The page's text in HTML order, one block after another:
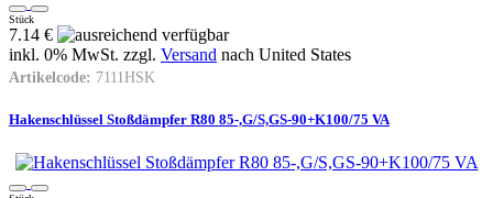
Stück
7.14 €
inkl. 0% MwSt. zzgl. Versand nach United States
Artikelcode: 7111HSK
Hakenschlüssel Stoßdämpfer R80 85-,G/S,GS-90+K100/75 VA